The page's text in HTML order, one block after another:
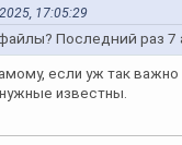
17:05:29
Последний раз
если уж так
известны.